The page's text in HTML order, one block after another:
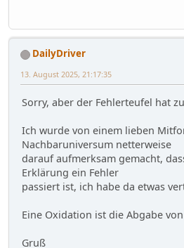
DailyDriver
13. August 2025, 21:17:35
Sorry, aber der Fehlerteufel hat
Ich wurde von einem lieben
Nachbaruniversum netterweise
darauf aufmerksam gemacht,
Erklärung ein Fehler
passiert ist, ich habe da etwas
Eine Oxidation ist die Abgabe
Gruß